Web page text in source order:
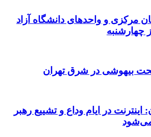
مرکزی و واحدهای دانشگاه آزاد
چهارشنبه
بیهوشی در شرق تهران
اینترنت در ایام وداع و تشییع رهبر